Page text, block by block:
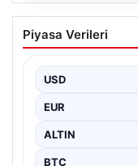
Yatırım
nasıl oldu?
Analizi”,
yeni haftanın…
Piyasa Verileri
USD
EUR
ALTIN
BTC